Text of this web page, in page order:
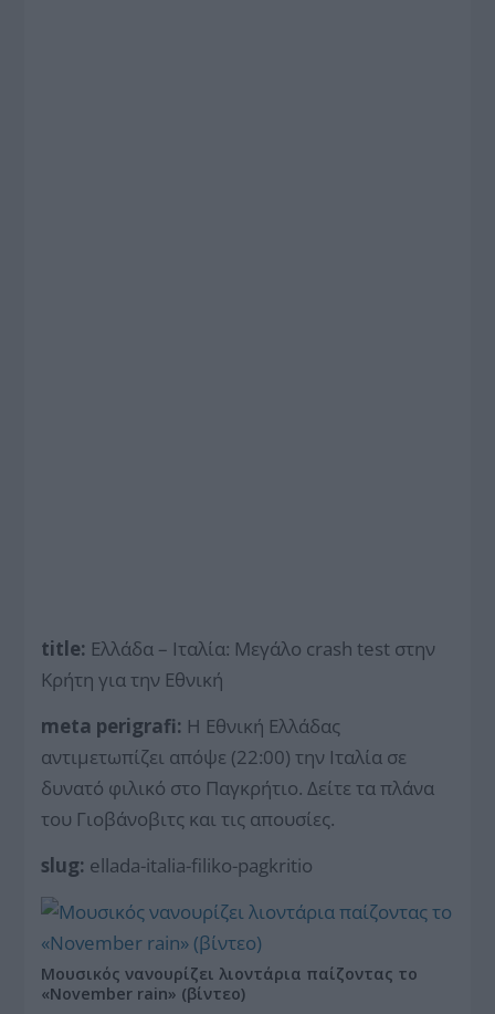
title: Ελλάδα – Ιταλία: Μεγάλο crash test στην
Κρήτη για την Εθνική
meta perigrafi: Η Εθνική Ελλάδας
αντιμετωπίζει απόψε (22:00) την Ιταλία σε
δυνατό φιλικό στο Παγκρήτιο. Δείτε τα πλάνα
του Γιοβάνοβιτς και τις απουσίες.
slug: ellada-italia-filiko-pagkritio
Μουσικός νανουρίζει λιοντάρια παίζοντας το
«November rain» (βίντεο)